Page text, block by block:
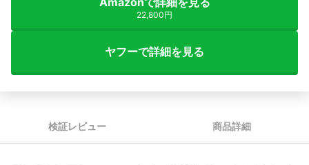
22,800円
ヤフーで詳細を見る
検証レビュー 商品詳細